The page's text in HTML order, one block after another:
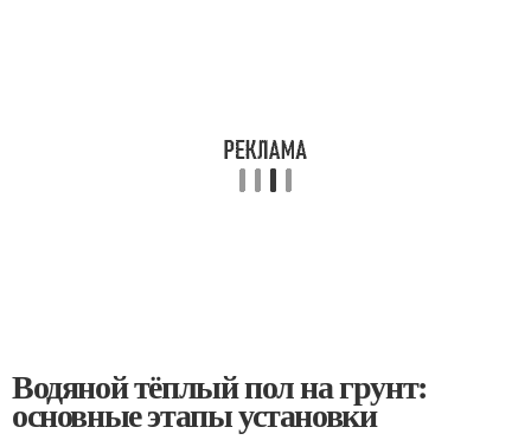
Водяной тёплый пол на грунт:
основные этапы установки